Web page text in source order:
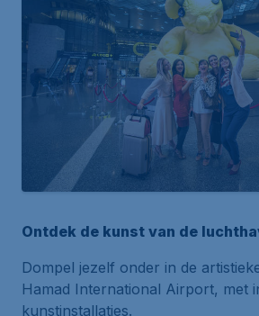
Ontdek de kunst van de
Dompel jezelf onder in de
Hamad International Airport, met
kunstinstallaties.